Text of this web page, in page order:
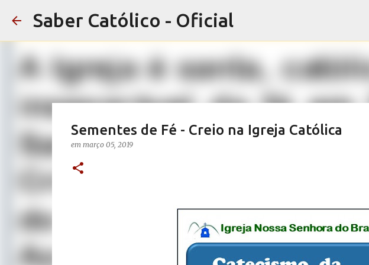
Saber Católico - Oficial
Sementes de Fé - Creio na Igreja Católica
em março 05, 2019